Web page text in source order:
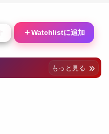
＋Watchlistに追加
もっと見る